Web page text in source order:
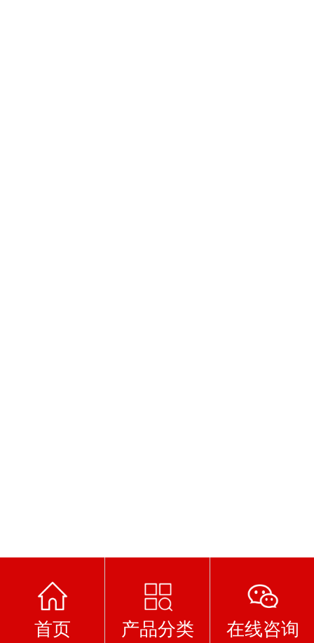
首页 产品分类 在线咨询